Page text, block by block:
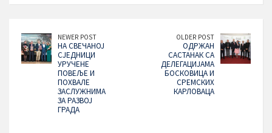
NEWER POST
НА СВЕЧАНОЈ
СЈЕДНИЦИ
УРУЧЕНЕ
ПОВЕЉЕ И
ПОХВАЛЕ
ЗАСЛУЖНИМА
ЗА РАЗВОЈ
ГРАДА
OLDER POST
ОДРЖАН
САСТАНАК СА
ДЕЛЕГАЦИЈАМА
БОСКОВИЦА И
СРЕМСКИХ
КАРЛОВАЦА